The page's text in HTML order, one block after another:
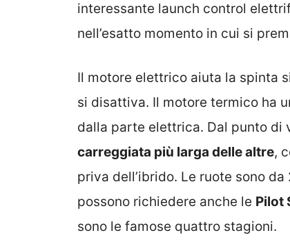
interessante launch control
nell’esatto momento in cui si
Il motore elettrico aiuta la spinta
si disattiva. Il motore termico ha
dalla parte elettrica. Dal punto di
carreggiata più larga delle altre,
priva dell’ibrido. Le ruote sono
possono richiedere anche le Pilot
sono le famose quattro stagioni.